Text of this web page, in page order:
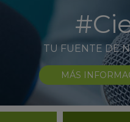
TU FUENTE DE
MÁS